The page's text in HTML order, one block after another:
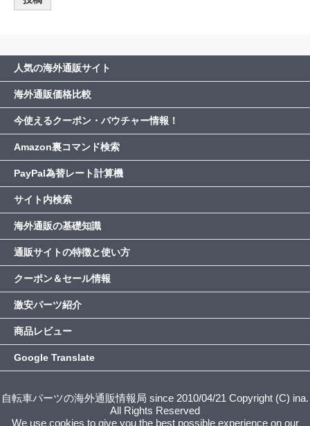
人気の海外通販サイト
海外通販価格比較
今使えるクーポン・バウチャー情報！
Amazon裏コマンド検索
PayPal為替レート計算機
サイト内検索
海外通販の基礎知識
通販サイトの特徴と使い方
クーポン＆セール情報
激安パーツ紹介
商品レビュー
Google Translate
自転車パーツの海外通販情報局 since 2010/04/21 Copyright (C) ina.
All Rights Reserved
We use cookies to give you the best possible experience on our